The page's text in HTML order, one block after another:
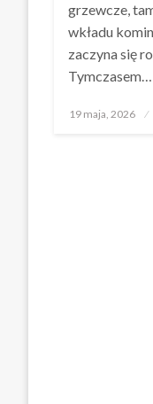
grzewcze,
wkładu
zaczyna się
Tymczasem…
Opublikowane
19 maja, 2026